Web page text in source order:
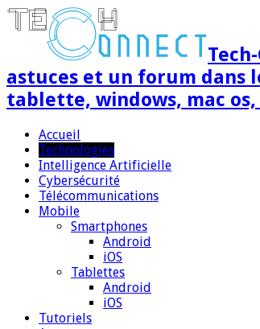
astuces et un forum dans
tablette, windows, mac
Accueil
Technologies
Intelligence Artificielle
Cybersécurité
Télécommunications
Mobile
Smartphones
Android
iOS
Tablettes
Android
iOS
Tutoriels